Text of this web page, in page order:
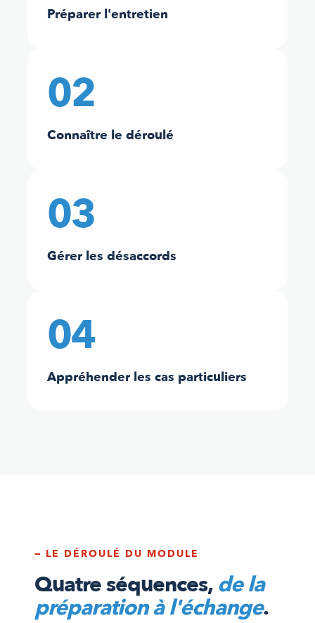
Préparer l'entretien
02
Connaître le déroulé
03
Gérer les désaccords
04
Appréhender les cas particuliers
— LE DÉROULÉ DU MODULE
Quatre séquences,de la
préparation à l'échange.